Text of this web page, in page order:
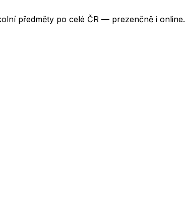
předměty po celé ČR — prezenčně i online.